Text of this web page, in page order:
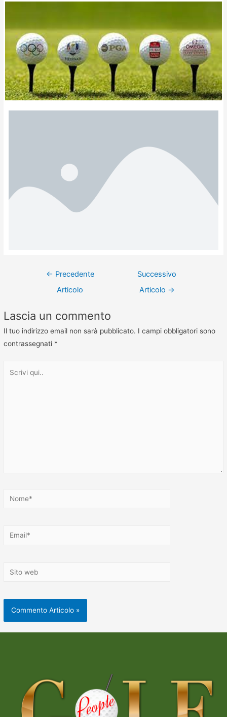
← Precedente
Articolo
Successivo
Articolo →
Lascia un commento
Il tuo indirizzo email non sarà pubblicato. I campi obbligatori sono
contrassegnati *